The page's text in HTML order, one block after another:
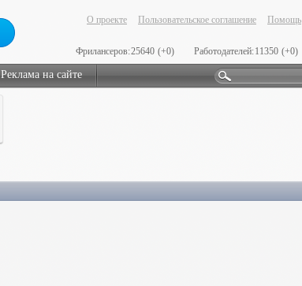
О проекте Пользовательское соглашение Помощь
Фрилансеров:25640 (+0) Работодателей:11350 (+0)
Реклама на сайте